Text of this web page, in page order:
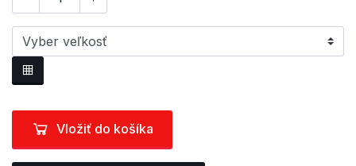
Vložiť do košíka